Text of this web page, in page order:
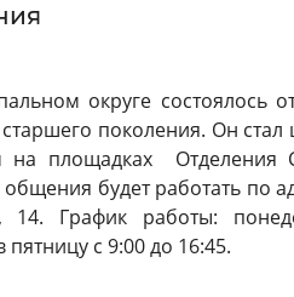
между буквами
Цвет сайта
Инверсивный
Синий фон
округе состоялось
поколения. Он
на площадках Отделения
будет работать по
14. График работы:
пятницу с 9:00 до 16:45.